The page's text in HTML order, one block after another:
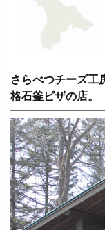
さらべつチーズ工
格石釜ピザの店。